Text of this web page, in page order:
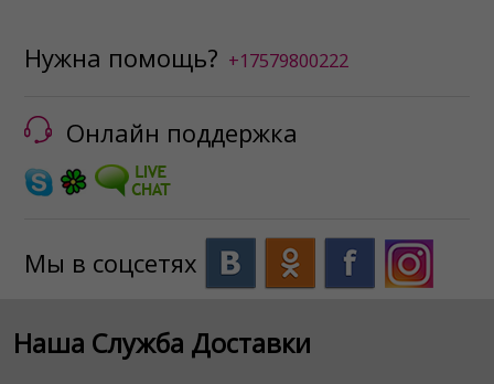
Нужна помощь? +17579800222
Онлайн поддержка
Мы в соцсетях
Наша Служба Доставки